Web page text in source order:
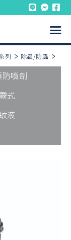
列 除蟲/防蟲
噴劑
式
液